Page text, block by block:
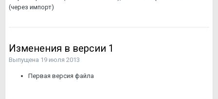
(через импорт)
Изменения в версии 1
Выпущена 19 июля 2013
Первая версия файла